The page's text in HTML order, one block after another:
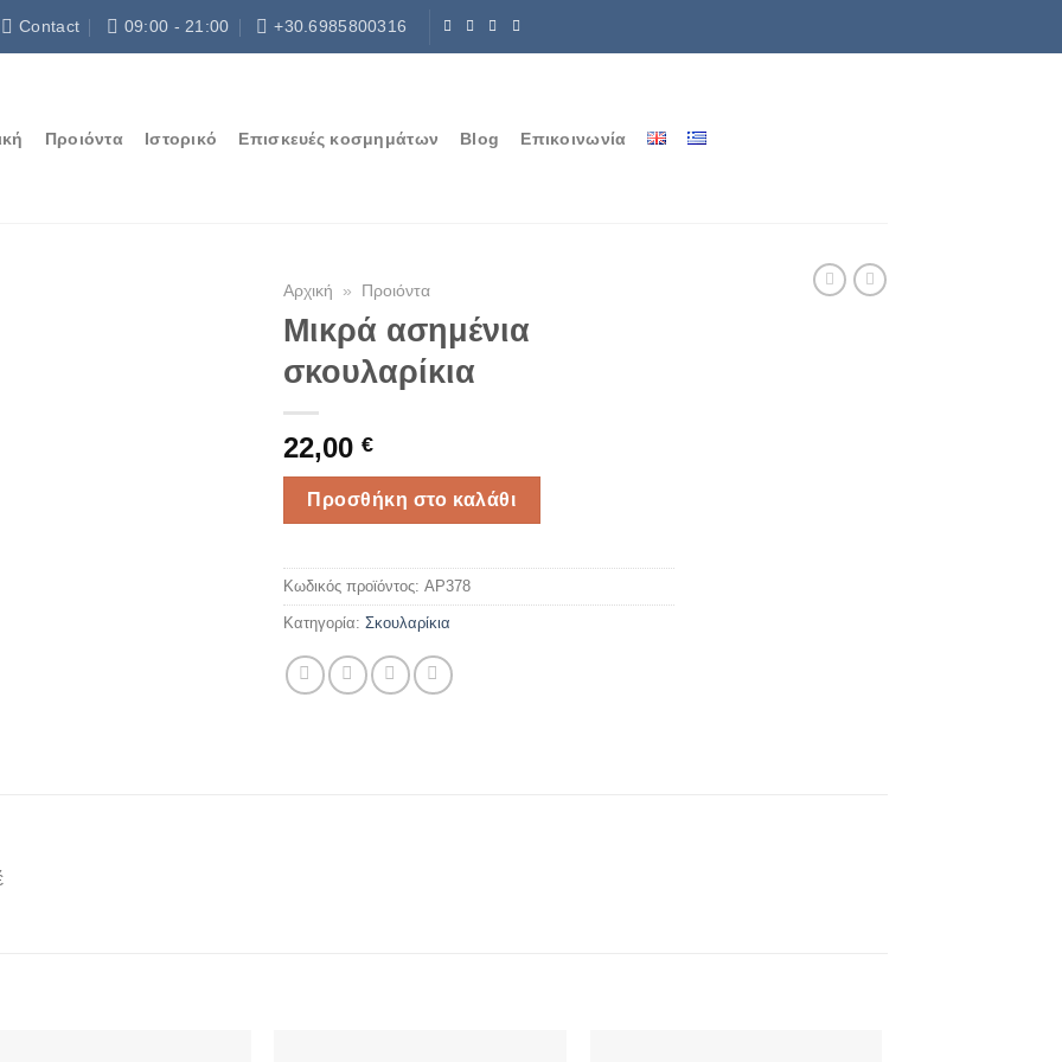
Contact 09:00 - 21:00 +30.6985800316
Προιόντα Ιστορικό Επισκευές κοσμημάτων Blog Επικοινωνία
Αρχική » Προιόντα
Μικρά ασημένια
σκουλαρίκια
22,00 €
Προσθήκη στο καλάθι
Κωδικός προϊόντος: AP378
Κατηγορία: Σκουλαρίκια